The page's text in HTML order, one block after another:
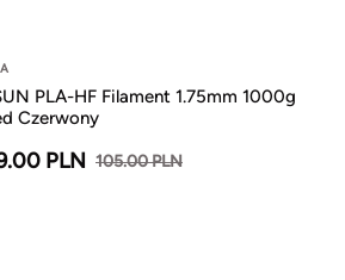
PLA-HF Filament 1.75mm 1000g
Czerwony
PLN 105.00 PLN